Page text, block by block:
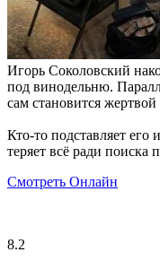
Игорь Соколовский
под винодельню.
сам становится
Кто-то подставляет
теряет всё ради поиска
Смотреть Онлайн
8.2